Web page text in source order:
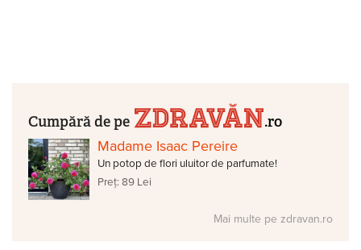
Cumpără de pe .ro
Madame Isaac Pereire
Un potop de flori uluitor de parfumate!
Preț: 89 Lei
Mai multe pe zdravan.ro